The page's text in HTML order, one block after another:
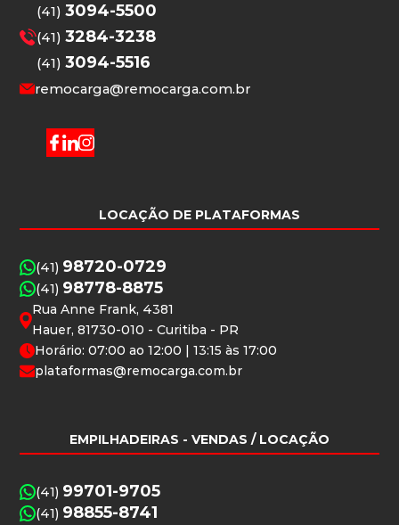
(41)3094-5500
(41)3284-3238
(41)3094-5516
remocarga@remocarga.com.br
LOCAÇÃO DE PLATAFORMAS
(41) 98720-0729
(41) 98778-8875
Rua Anne Frank, 4381
Hauer, 81730-010 - Curitiba - PR
Horário: 07:00 ao 12:00 | 13:15 às 17:00
plataformas@remocarga.com.br
EMPILHADEIRAS - VENDAS / LOCAÇÃO
(41) 99701-9705
(41) 98855-8741